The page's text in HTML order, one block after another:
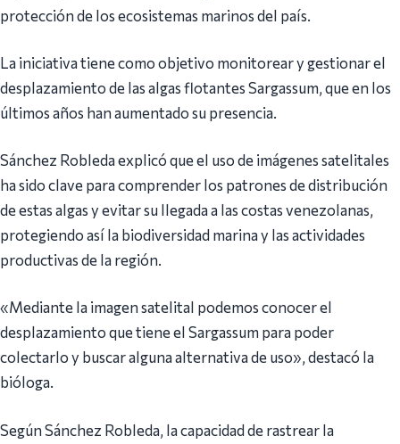
protección de los ecosistemas marinos del país.
La iniciativa tiene como objetivo monitorear y gestionar el
desplazamiento de las algas flotantes Sargassum, que en los
últimos años han aumentado su presencia.
Sánchez Robleda explicó que el uso de imágenes satelitales
ha sido clave para comprender los patrones de distribución
de estas algas y evitar su llegada a las costas venezolanas,
protegiendo así la biodiversidad marina y las actividades
productivas de la región.
«Mediante la imagen satelital podemos conocer el
desplazamiento que tiene el Sargassum para poder
colectarlo y buscar alguna alternativa de uso», destacó la
bióloga.
Según Sánchez Robleda, la capacidad de rastrear la